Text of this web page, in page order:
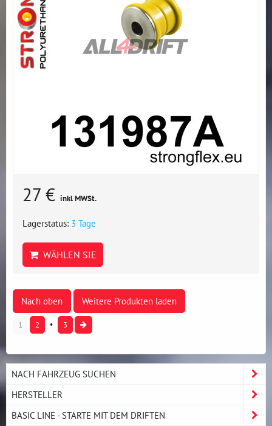
27 € inkl MWSt.
Lagerstatus: 3 Tage
WÄHLEN SIE
Nach oben Weitere Produkten laden
1 2 3
NACH FAHRZEUG SUCHEN
HERSTELLER
BASIC LINE - STARTE MIT DEM DRIFTEN